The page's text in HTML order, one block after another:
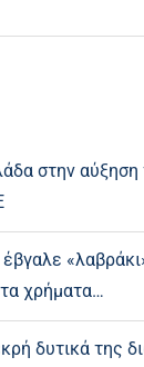
στην αύξηση
χρήματα…
δυτικά της